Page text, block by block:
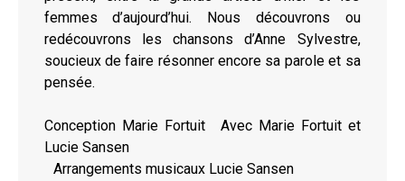
femmes d’aujourd’hui. Nous découvrons ou
redécouvrons les chansons d’Anne Sylvestre,
soucieux de faire résonner encore sa parole et sa
pensée.
Conception Marie Fortuit Avec Marie Fortuit et
Lucie Sansen
Arrangements musicaux Lucie Sansen